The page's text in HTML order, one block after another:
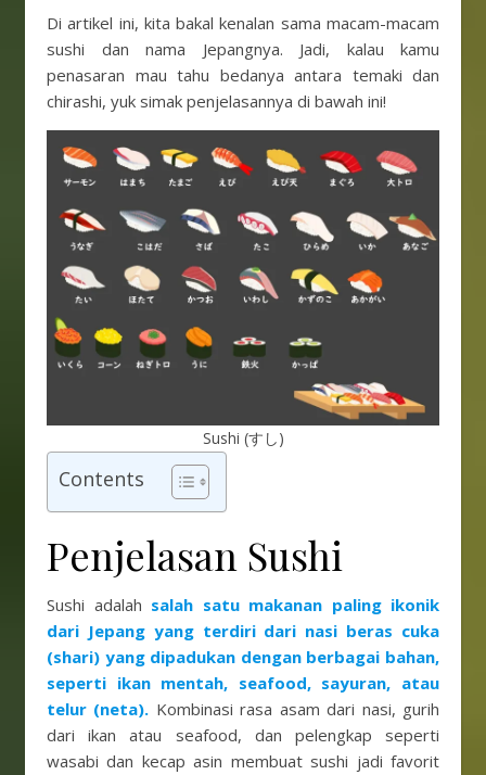
Di artikel ini, kita bakal kenalan sama macam-macam
sushi dan nama Jepangnya. Jadi, kalau kamu
penasaran mau tahu bedanya antara temaki dan
chirashi, yuk simak penjelasannya di bawah ini!
Sushi (すし)
Contents
Penjelasan Sushi
Sushi adalah salah satu makanan paling ikonik
dari Jepang yang terdiri dari nasi beras cuka
(shari) yang dipadukan dengan berbagai bahan,
seperti ikan mentah, seafood, sayuran, atau
telur (neta). Kombinasi rasa asam dari nasi, gurih
dari ikan atau seafood, dan pelengkap seperti
wasabi dan kecap asin membuat sushi jadi favorit